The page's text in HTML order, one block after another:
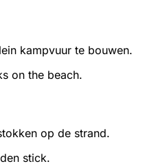
kampvuur te bouwen.
on the beach.
op de strand.
stick.